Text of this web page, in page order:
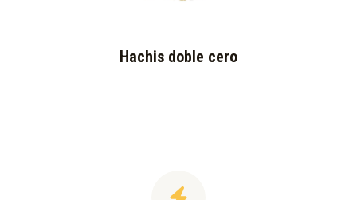
Hachis doble cero